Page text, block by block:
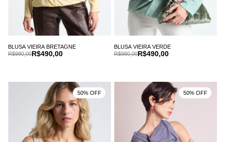
BLUSA VIEIRA BRETAGNE
R$490,00
R$980,00
BLUSA VIEIRA VERDE
R$490,00
R$980,00
50% OFF 50% OFF